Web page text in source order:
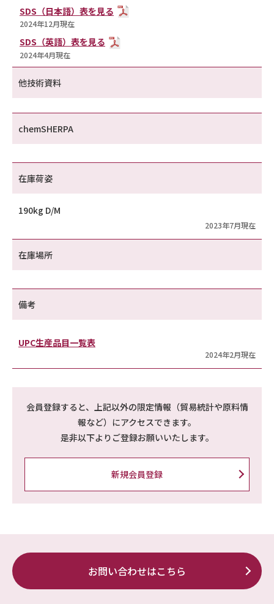
SDS（日本語）表を見る
2024年12月現在
SDS（英語）表を見る
2024年4月現在
他技術資料
chemSHERPA
在庫荷姿
190kg D/M
2023年7月現在
在庫場所
備考
UPC生産品目一覧表
2024年2月現在
会員登録すると、上記以外の限定情報（貿易統計や原料情
報など）にアクセスできます。
是非以下よりご登録お願いいたします。
新規会員登録
お問い合わせはこちら